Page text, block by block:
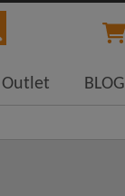
Outlet
BLOG